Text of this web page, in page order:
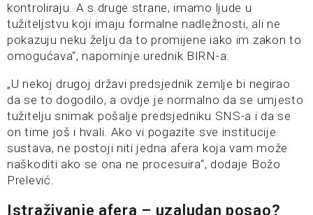
kontroliraju. A s druge strane, imamo ljude u
tužiteljstvu koji imaju formalne nadležnosti, ali ne
pokazuju neku želju da to promijene iako im zakon to
omogućava“, napominje urednik BIRN-a.
„U nekoj drugoj državi predsjednik zemlje bi negirao
da se to dogodilo, a ovdje je normalno da se umjesto
tužitelju snimak pošalje predsjedniku SNS-a i da se
on time još i hvali. Ako vi pogazite sve institucije
sustava, ne postoji niti jedna afera koja vam može
naškoditi ako se ona ne procesuira“, dodaje Božo
Prelević.
Istraživanje afera – uzaludan posao?